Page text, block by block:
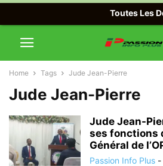
Home Tags Jude Jean-Pierre
Jude Jean-Pierre
Jude Jean-
ses fonctions
Général de
Passion Info Plus -
Toutes Les